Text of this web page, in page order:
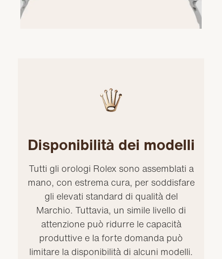
Disponibilità dei modelli
Tutti gli orologi Rolex sono assemblati a
mano, con estrema cura, per soddisfare
gli elevati standard di qualità del
Marchio. Tuttavia, un simile livello di
attenzione può ridurre le capacità
produttive e la forte domanda può
limitare la disponibilità di alcuni modelli.